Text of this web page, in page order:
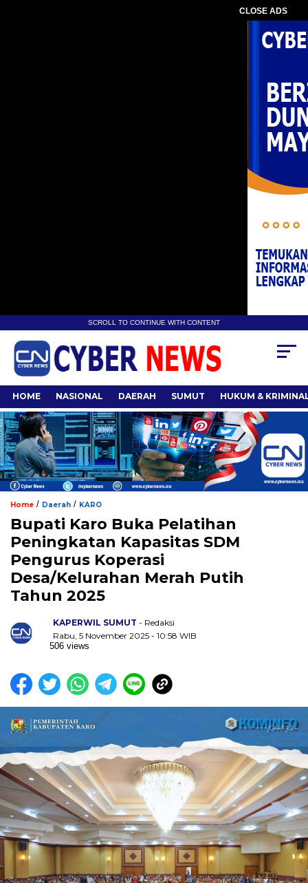
CLOSE ADS
SCROLL TO CONTINUE WITH CONTENT
HOME NASIONAL DAERAH SUMUT HUKUM &
Home / Daerah / KARO
Bupati Karo Buka Pelatihan
Peningkatan Kapasitas SDM
Pengurus Koperasi
Desa/Kelurahan Merah Putih
Tahun 2025
KAPERWIL SUMUT - Redaksi
Rabu, 5 November 2025 - 10:58 WIB
506 views